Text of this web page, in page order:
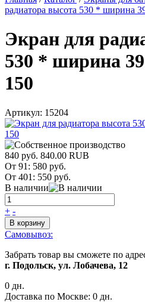
радиатора высота 530 * ширина
Экран для
530 * ширина
150
Артикул: 15204
840 руб. 840.00 RUB
От 91: 580 руб.
От 401: 550 руб.
В наличии
+ -
В корзину
Самовывоз:
Забрать товар вы сможете по
г. Подольск, ул. Лобачева, 12
0 дн.
Доставка по Москве: 0 дн.